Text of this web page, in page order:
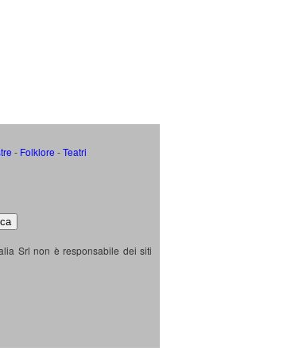
- Folklore -Teatri
Srl non è responsabile dei siti